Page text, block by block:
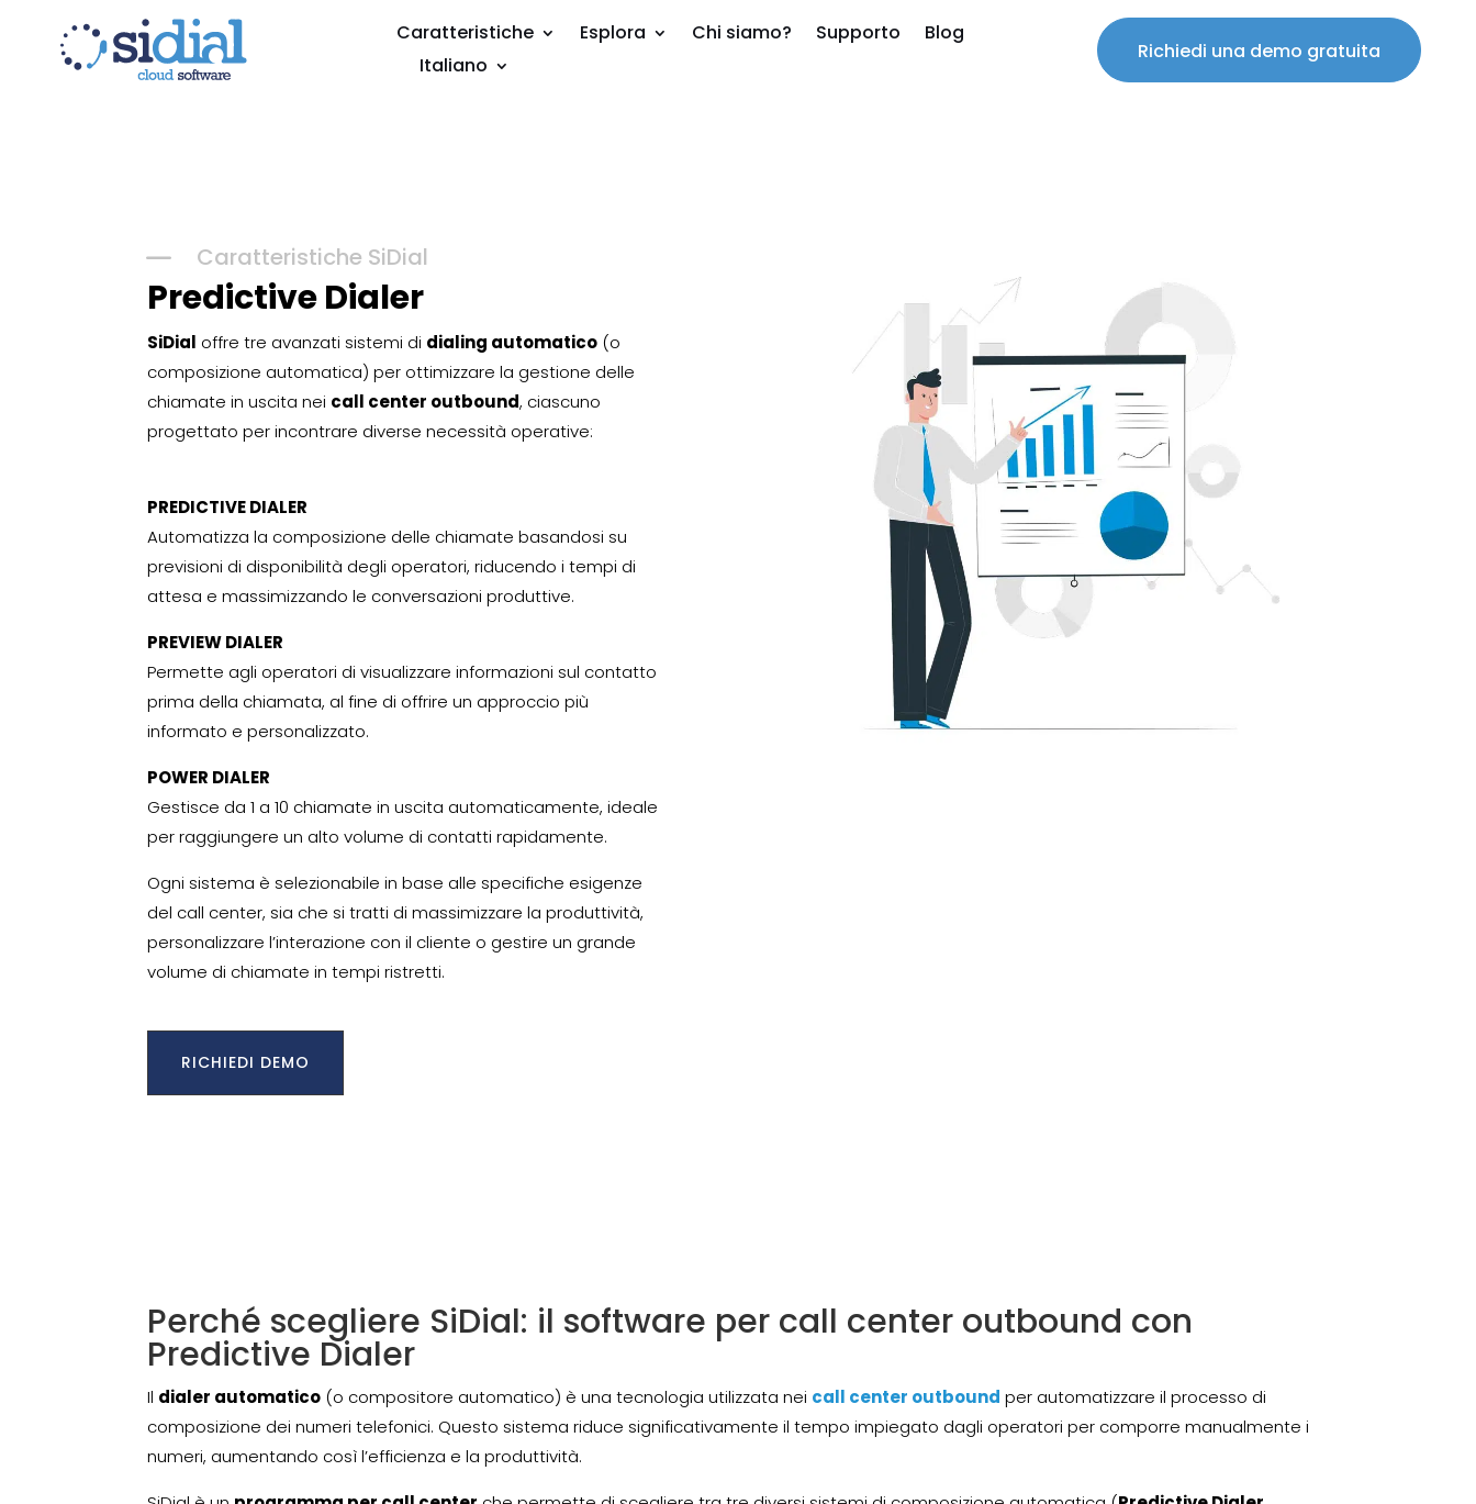
Caratteristiche Esplora Chi siamo? Supporto
Blog
Italiano
Richiedi una demo gratuita
K Caratteristiche SiDial
Predictive Dialer
SiDial offre tre avanzati sistemi di dialing automatico (o
composizione automatica) per ottimizzare la gestione delle
chiamate in uscita nei call center outbound, ciascuno
progettato per incontrare diverse necessità operative:
PREDICTIVE DIALER
Automatizza la composizione delle chiamate basandosi su
previsioni di disponibilità degli operatori, riducendo i tempi di
attesa e massimizzando le conversazioni produttive.
PREVIEW DIALER
Permette agli operatori di visualizzare informazioni sul contatto
prima della chiamata, al fine di offrire un approccio più
informato e personalizzato.
POWER DIALER
Gestisce da 1 a 10 chiamate in uscita automaticamente, ideale
per raggiungere un alto volume di contatti rapidamente.
Ogni sistema è selezionabile in base alle specifiche esigenze
del call center, sia che si tratti di massimizzare la produttività,
personalizzare l’interazione con il cliente o gestire un grande
volume di chiamate in tempi ristretti.
RICHIEDI DEMO
Perché scegliere SiDial: il software per call center outbound con
Predictive Dialer
Il dialer automatico (o compositore automatico) è una tecnologia utilizzata nei call center outbound per automatizzare il processo di
composizione dei numeri telefonici. Questo sistema riduce significativamente il tempo impiegato dagli operatori per comporre manualmente i
numeri, aumentando così l’efficienza e la produttività.